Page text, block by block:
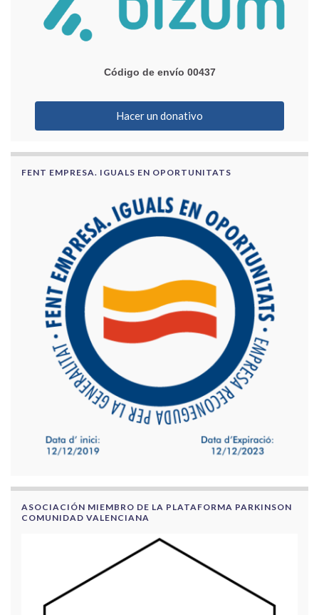
Código de envío 00437
Hacer un donativo
FENT EMPRESA. IGUALS EN OPORTUNITATS
ASOCIACIÓN MIEMBRO DE LA PLATAFORMA PARKINSON
COMUNIDAD VALENCIANA